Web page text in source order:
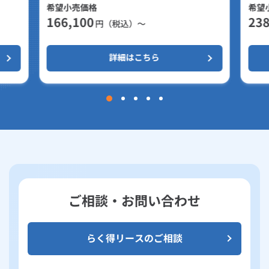
希望小売価格
166,100円（税込）～
詳細はこちら
希望
ご相談・お問い合わせ
らく得リースのご相談